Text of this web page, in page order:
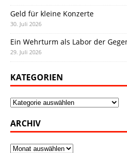
Geld für kleine Konzerte
30. Juli 2026
Ein Wehrturm als Labor der
29. Juli 2026
KATEGORIEN
Kategorien
ARCHIV
Archiv